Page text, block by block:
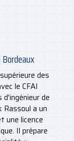
des
le CFAI
de
Rassoul a un
une licence
Il prépare